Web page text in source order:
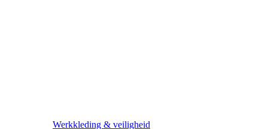
Werkkleding & veiligheid